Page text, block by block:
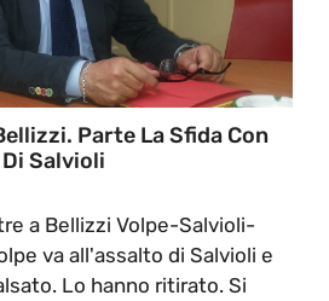
Parte La Sfida Con
Salvioli
a Bellizzi Volpe-Salvioli-
va all'assalto di Salvioli e
Lo hanno ritirato. Si